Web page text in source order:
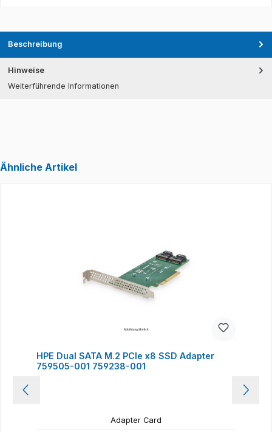
Beschreibung
Hinweise
Weiterführende Informationen
Ähnliche Artikel
HPE Dual SATA M.2 PCIe x8 SSD Adapter
759505-001 759238-001
Adapter Card